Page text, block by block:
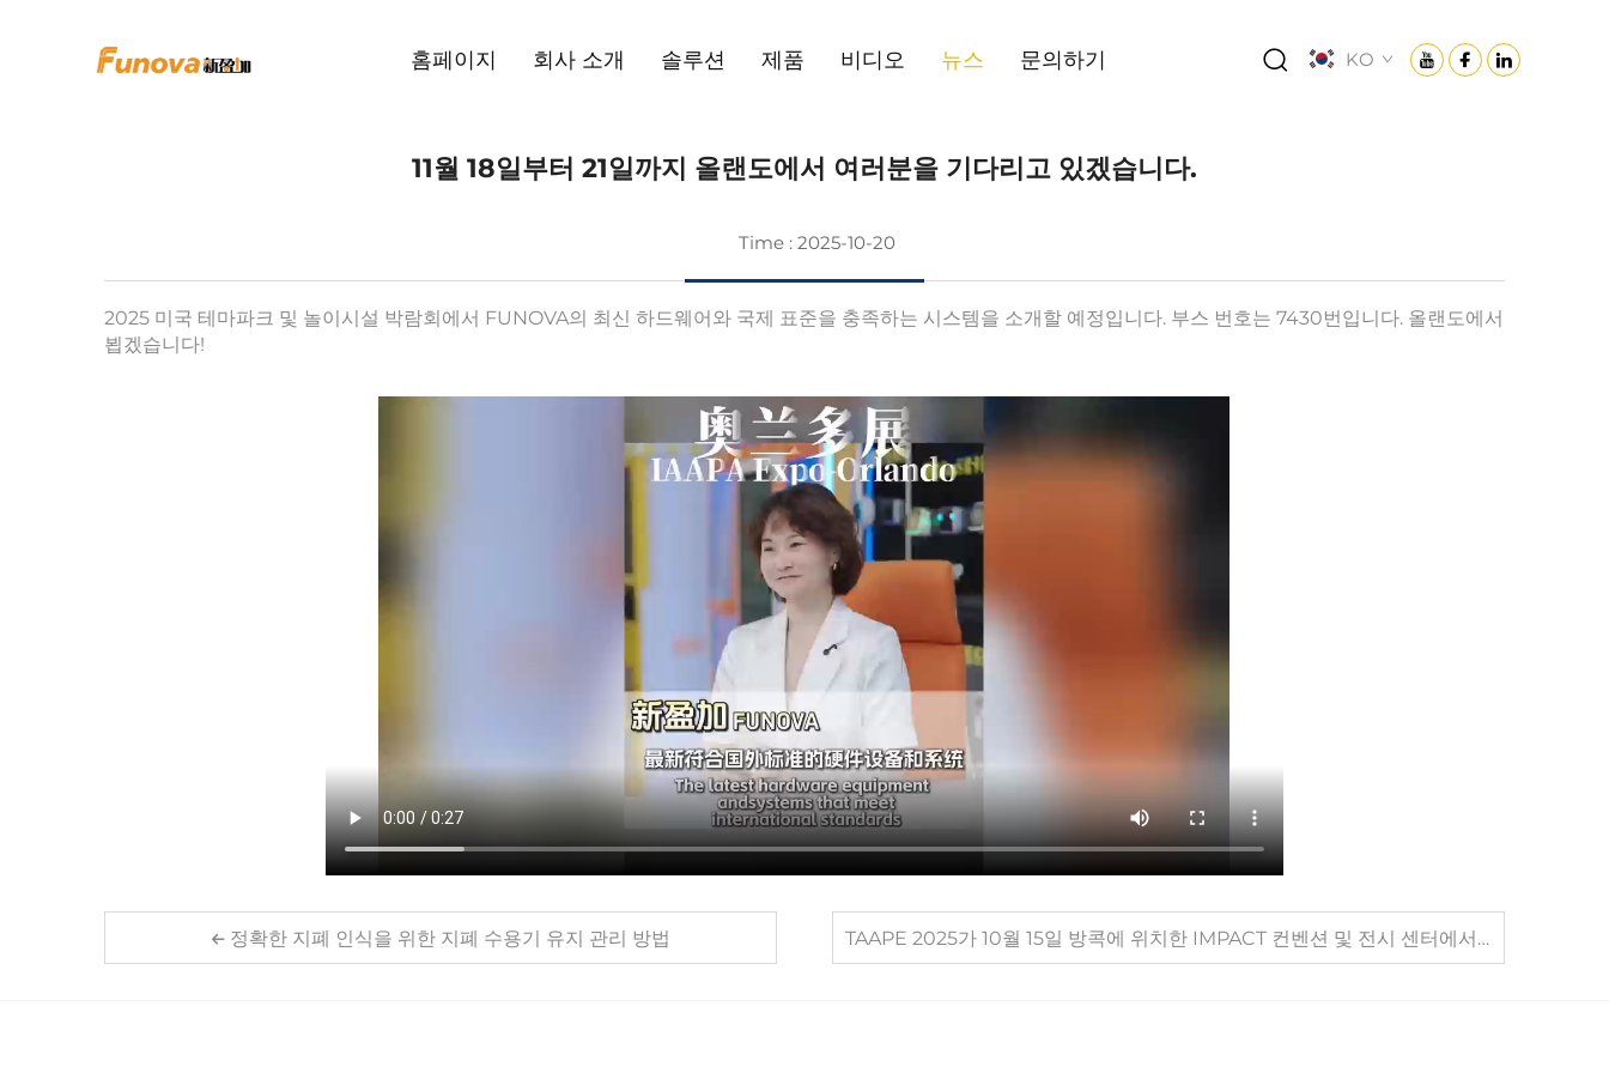
홈페이지 회사 소개 솔루션 제품 비디오 뉴스 문의하기 KO
11월 18일부터 21일까지 올랜도에서 여러분을 기다리고 있겠습니다.
Time : 2025-10-20
2025 미국 테마파크 및 놀이시설 박람회에서 FUNOVA의 최신 하드웨어와 국제 표준을 충족하는 시스템을 소개할 예정입니다. 부스 번호는 7430번입니다. 올랜도에서
뵙겠습니다!
정확한 지폐 인식을 위한 지폐 수용기 유지 관리 방법 TAAPE 2025가 10월 15일 방콕에 위치한 IMPACT 컨벤션 및 전시 센터에서 성대하게 개막합니다!